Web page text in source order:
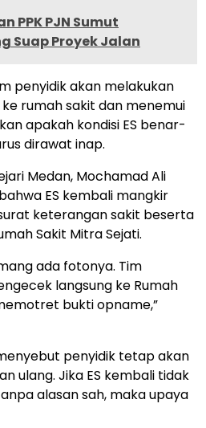
PPK PJN Sumut
Suap Proyek Jalan
penyidik akan melakukan
rumah sakit dan menemui
apakah kondisi ES benar-
dirawat inap.
Medan, Mochamad Ali
ES kembali mangkir
keterangan sakit beserta
Sakit Mitra Sejati.
ada fotonya. Tim
langsung ke Rumah
bukti opname,”
penyidik tetap akan
ulang. Jika ES kembali tidak
alasan sah, maka upaya